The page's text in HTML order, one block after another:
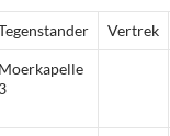
Vertrek
Moerkapelle
3